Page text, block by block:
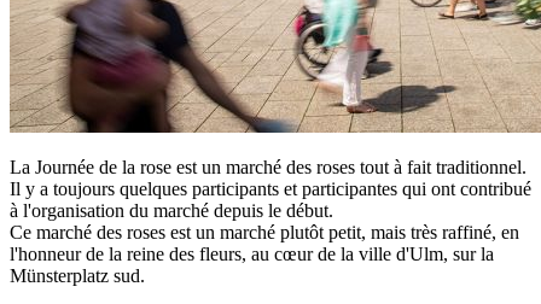
La Journée de la rose est un marché des roses tout à fait traditionnel.
Il y a toujours quelques participants et participantes qui ont contribué
à l'organisation du marché depuis le début.
Ce marché des roses est un marché plutôt petit, mais très raffiné, en
l'honneur de la reine des fleurs, au cœur de la ville d'Ulm, sur la
Münsterplatz sud.